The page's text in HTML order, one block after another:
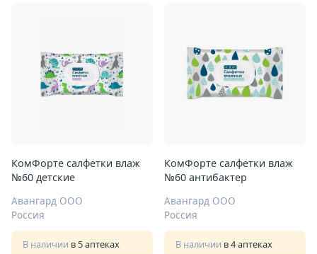
КомФорте салфетки влаж
№60 детские
Авангард ООО
Россия
В наличии в 5 аптеках
КомФорте салфетки влаж
№60 антибактер
Авангард ООО
Россия
В наличии в 4 аптеках